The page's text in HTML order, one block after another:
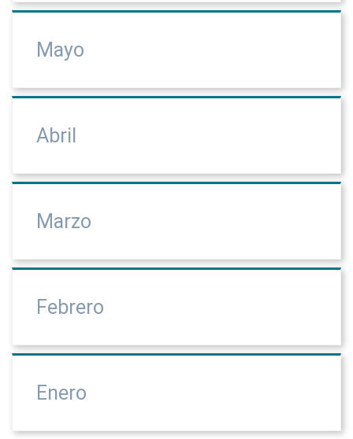
Mayo
Abril
Marzo
Febrero
Enero